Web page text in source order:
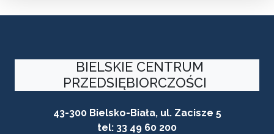
BIELSKIE CENTRUM
PRZEDSIĘBIORCZOŚCI
43-300 Bielsko-Biała, ul. Zacisze 5
tel: 33 49 60 200